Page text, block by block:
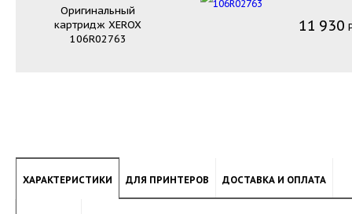
Оригинальный
картридж XEROX
106R02763
11 930
ХАРАКТЕРИСТИКИ ДЛЯ ПРИНТЕРОВ ДОСТАВКА И ОПЛАТА